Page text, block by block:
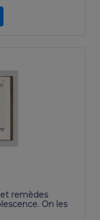
et remèdes
On les